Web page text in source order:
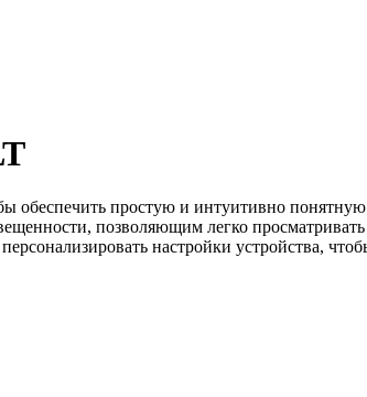
обеспечить простую и интуитивно
позволяющим легко просматривать
настройки устройства,